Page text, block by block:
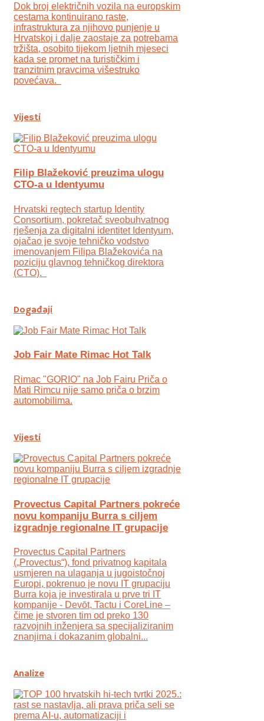
Dok broj električnih vozila na europskim
cestama kontinuirano raste,
infrastruktura za njihovo punjenje u
Hrvatskoj i dalje zaostaje za potrebama
tržišta, osobito tijekom ljetnih mjeseci
kada se promet na turističkim i
tranzitnim pravcima višestruko
povećava.
Vijesti
Filip Blažeković preuzima ulogu
CTO-a u Identyumu
Hrvatski regtech startup Identity
Consortium, pokretač sveobuhvatnog
rješenja za digitalni identitet Identyum,
ojаčao je svoje tehničko vodstvo
imenovanjem Filipa Blažekovića na
poziciju glavnog tehničkog direktora
(CTO).
Događaji
Job Fair Mate Rimac Hot Talk
Rimac "GORIO" na Job Fairu Priča o
Mati Rimcu nije samo priča o brzim
automobilima.
Vijesti
Provectus Capital Partners pokreće
novu kompaniju Burra s ciljem
izgradnje regionalne IT grupacije
Provectus Capital Partners
(„Provectus“), fond privatnog kapitala
usmjeren na ulaganja u jugoistočnoj
Europi, pokrenuo je novu IT grupaciju
Burra koja je investirala u prve tri IT
kompanije - Devōt, Tactu i CoreLine –
čime je stvoren tim od preko 130
razvojnih inženjera sa specijaliziranim
znanjima i dokazanim globalni...
Analize